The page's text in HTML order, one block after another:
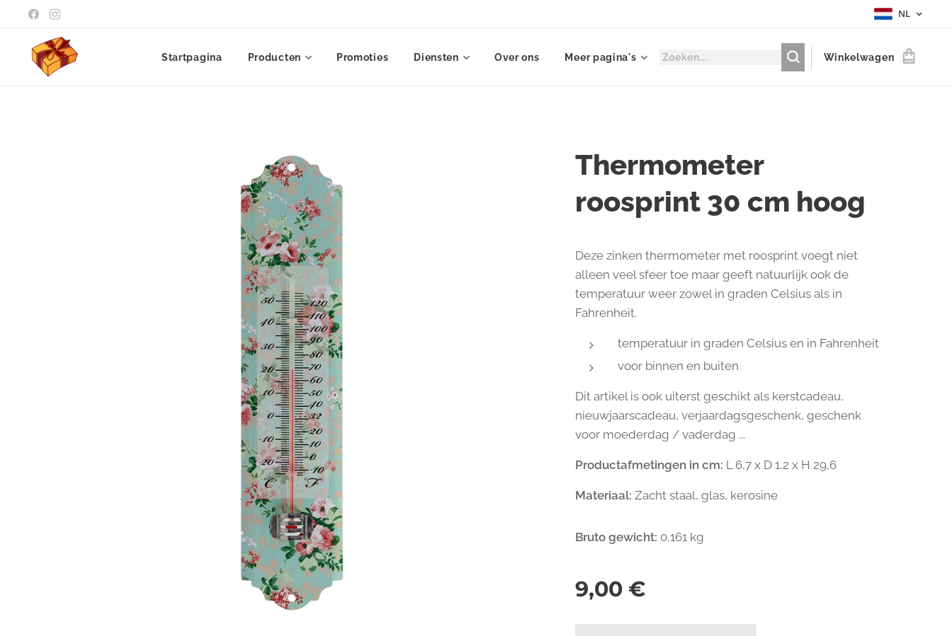
NL
Startpagina Producten Promoties Diensten Over ons Meer pagina's Winkelwagen
Thermometer
roosprint 30 cm hoog
Deze zinken thermometer met roosprint voegt niet
alleen veel sfeer toe maar geeft natuurlijk ook de
temperatuur weer zowel in graden Celsius als in
Fahrenheit.
temperatuur in graden Celsius en in Fahrenheit
voor binnen en buiten
Dit artikel is ook uiterst geschikt als kerstcadeau,
nieuwjaarscadeau, verjaardagsgeschenk, geschenk
voor moederdag / vaderdag ...
Productafmetingen in cm: L 6,7 x D 1,2 x H 29,6
Materiaal: Zacht staal, glas, kerosine
Bruto gewicht: 0,161 kg
9,00 €